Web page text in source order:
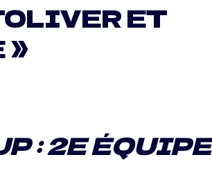
ET
»
: 2E ÉQUIPE